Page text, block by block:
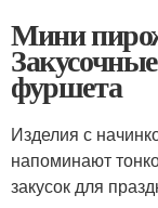
Мини
фуршета
Изделия с
напоминают
закусок для